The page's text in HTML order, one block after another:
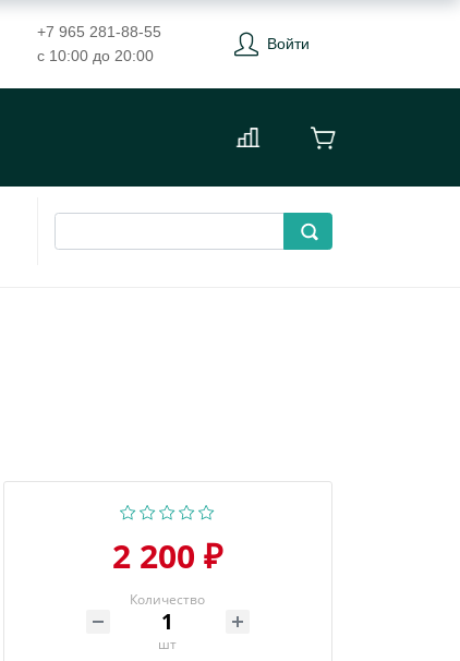
+7 965 281-88-55
с 10:00 до 20:00
Войти
2 200 ₽
Количество
шт